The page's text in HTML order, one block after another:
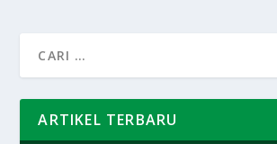
ARTIKEL TERBARU